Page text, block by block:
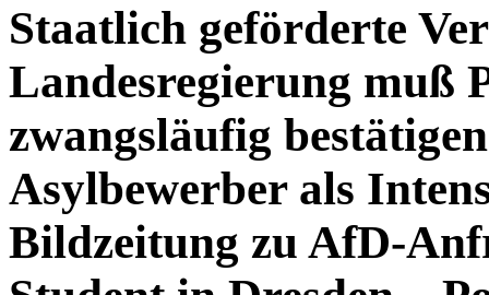
Staatlich geförderte
Landesregierung muß
zwangsläufig
Asylbewerber als
Bildzeitung zu AfD-